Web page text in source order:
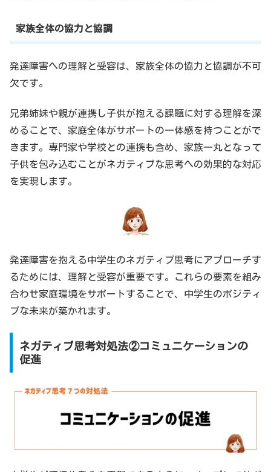
家族全体の協力と協調
発達障害への理解と受容は、家族全体の協力と協調が不可
欠です。
兄弟姉妹や親が連携し子供が抱える課題に対する理解を深
めることで、家庭全体がサポートの一体感を持つことがで
きます。専門家や学校との連携も含め、家族一丸となって
子供を包み込むことがネガティブな思考への効果的な対応
を実現します。
発達障害を抱える中学生のネガティブ思考にアプローチす
るためには、理解と受容が重要です。これらの要素を組み
合わせ家庭環境をサポートすることで、中学生のポジティ
ブな未来が築かれます。
ネガティブ思考対処法②コミュニケーションの
促進